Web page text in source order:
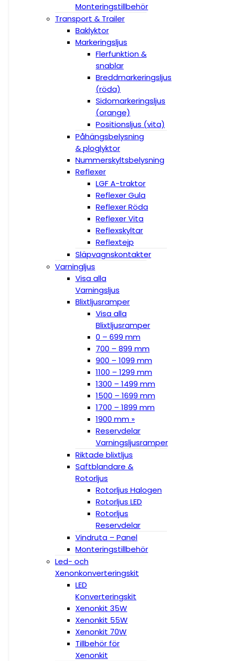
Monteringstillbehör
Transport & Trailer
Baklyktor
Markeringsljus
Flerfunktion &
snablar
Breddmarkeringsljus
(röda)
Sidomarkeringsljus
(orange)
Positionsljus (vita)
Påhängsbelysning
& ploglyktor
Nummerskyltsbelysning
Reflexer
LGF A-traktor
Reflexer Gula
Reflexer Röda
Reflexer Vita
Reflexskyltar
Reflextejp
Släpvagnskontakter
Varningljus
Visa alla
Varningsljus
Blixtljusramper
Visa alla
Blixtljusramper
0 – 699 mm
700 – 899 mm
900 – 1099 mm
1100 – 1299 mm
1300 – 1499 mm
1500 – 1699 mm
1700 – 1899 mm
1900 mm »
Reservdelar
Varningsljusramper
Riktade blixtljus
Saftblandare &
Rotorljus
Rotorljus Halogen
Rotorljus LED
Rotorljus
Reservdelar
Vindruta – Panel
Monteringstillbehör
Led- och
Xenonkonverteringskit
LED
Konverteringskit
Xenonkit 35W
Xenonkit 55W
Xenonkit 70W
Tillbehör för
Xenonkit